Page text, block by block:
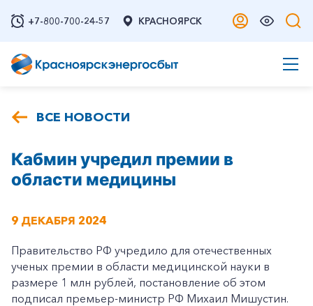
+7-800-700-24-57 КРАСНОЯРСК
ВСЕ НОВОСТИ
Кабмин учредил премии в
области медицины
9 ДЕКАБРЯ 2024
Правительство РФ учредило для отечественных
ученых премии в области медицинской науки в
размере 1 млн рублей, постановление об этом
подписал премьер-министр РФ Михаил Мишустин.